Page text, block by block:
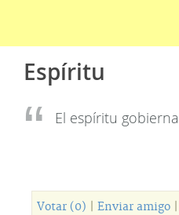
Espíritu
El espíritu
Votar (0) Enviar amigo|